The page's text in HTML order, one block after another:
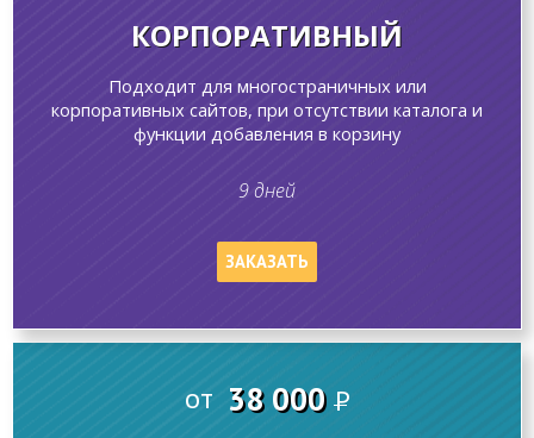
КОРПОРАТИВНЫЙ
Подходит для многостраничных или
корпоративных сайтов, при отсутствии каталога и
функции добавления в корзину
9 дней
ЗАКАЗАТЬ
от 38 000 P